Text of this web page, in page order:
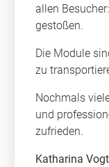
allen
gestoßen.
Die Module
zu
Nochmals
und
zufrieden.
Katharina Vogt